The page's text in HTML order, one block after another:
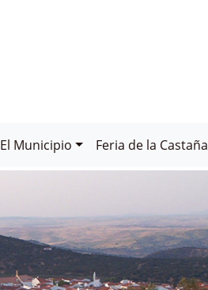
El Municipio Feria de la Castaña